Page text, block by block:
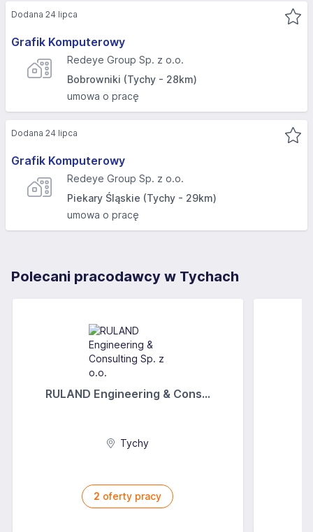
Grafik Komputerowy
Redeye Group Sp. z o.o.
Bobrowniki (Tychy - 28km)
umowa o pracę
Dodana 24 lipca
Grafik Komputerowy
Redeye Group Sp. z o.o.
Piekary Śląskie (Tychy - 29km)
umowa o pracę
Dodana 24 lipca
Polecani pracodawcy w Tychach
RULAND Engineering & Cons...
Tychy
2 oferty pracy